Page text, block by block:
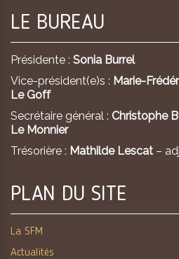
LE BUREAU
Présidente : Sonia Burrel
Vice-président(e)s : Marie-
Le Goff
Secrétaire général : Christophe
Le Monnier
Trésorière : Mathilde Lescat –
PLAN DU SITE
La SFM
Actualités